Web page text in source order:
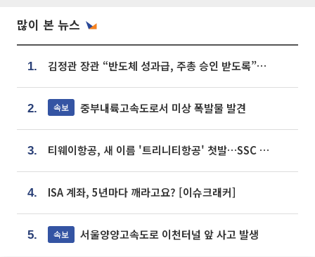
많이 본 뉴스
1. 김정관 장관 “반도체 성과급, 주총 승인 받도록”…상법·자본시장법 개정 시사
2. 속보 중부내륙고속도로서 미상 폭발물 발견
3. 티웨이항공, 새 이름 '트리니티항공' 첫발…SSC 전략 본격화
4. ISA 계좌, 5년마다 깨라고요? [이슈크래커]
5. 속보 서울양양고속도로 이천터널 앞 사고 발생